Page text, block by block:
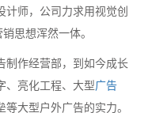
师，公司力求用视觉创
思想浑然一体。
制作经营部，到如今成长
、亮化工程、大型广告
大型户外广告的实力。